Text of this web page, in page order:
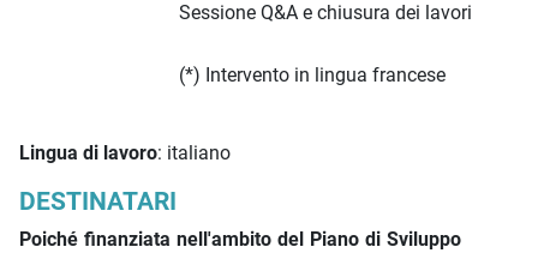
Sessione Q&A e chiusura dei lavori
(*) Intervento in lingua francese
Lingua di lavoro: italiano
DESTINATARI
Poiché finanziata nell'ambito del Piano di Sviluppo